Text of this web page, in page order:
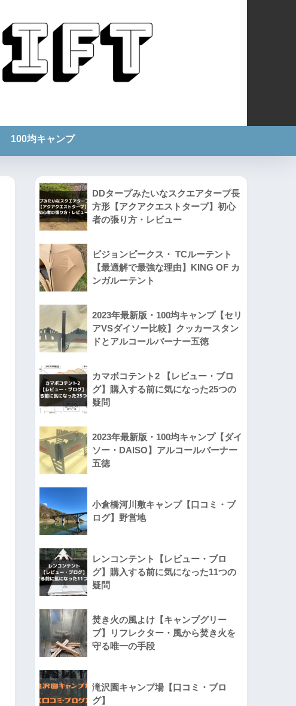
100均キャンプ
DDタープみたいなスクエアタープ長
方形【アクアクエストタープ】初心
者の張り方・レビュー
ビジョンピークス・ TCルーテント
【最適解で最強な理由】KING OF カ
ンガルーテント
2023年最新版・100均キャンプ【セリ
アVSダイソー比較】クッカースタン
ドとアルコールバーナー五徳
カマボコテント2 【レビュー・ブロ
グ】購入する前に気になった25つの
疑問
2023年最新版・100均キャンプ【ダイ
ソー・DAISO】アルコールバーナー
五徳
小倉橋河川敷キャンプ【口コミ・ブ
ログ】野営地
レンコンテント【レビュー・ブロ
グ】購入する前に気になった11つの
疑問
焚き火の風よけ【キャンプグリー
ブ】リフレクター・風から焚き火を
守る唯一の手段
滝沢園キャンプ場【口コミ・ブロ
グ】